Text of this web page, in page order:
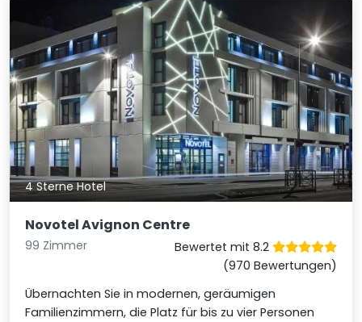
4 Sterne Hotel
Novotel Avignon Centre
99 Zimmer
Bewertet mit 8.2
(970 Bewertungen)
Übernachten Sie in modernen, geräumigen
Familienzimmern, die Platz für bis zu vier Personen